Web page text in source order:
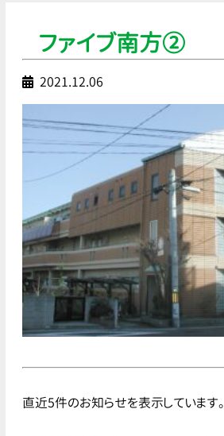
ファイブ南方②
2021.12.06
直近5件のお知らせを表示しています。